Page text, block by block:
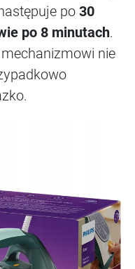
po 30
po 8 minutach.
nie